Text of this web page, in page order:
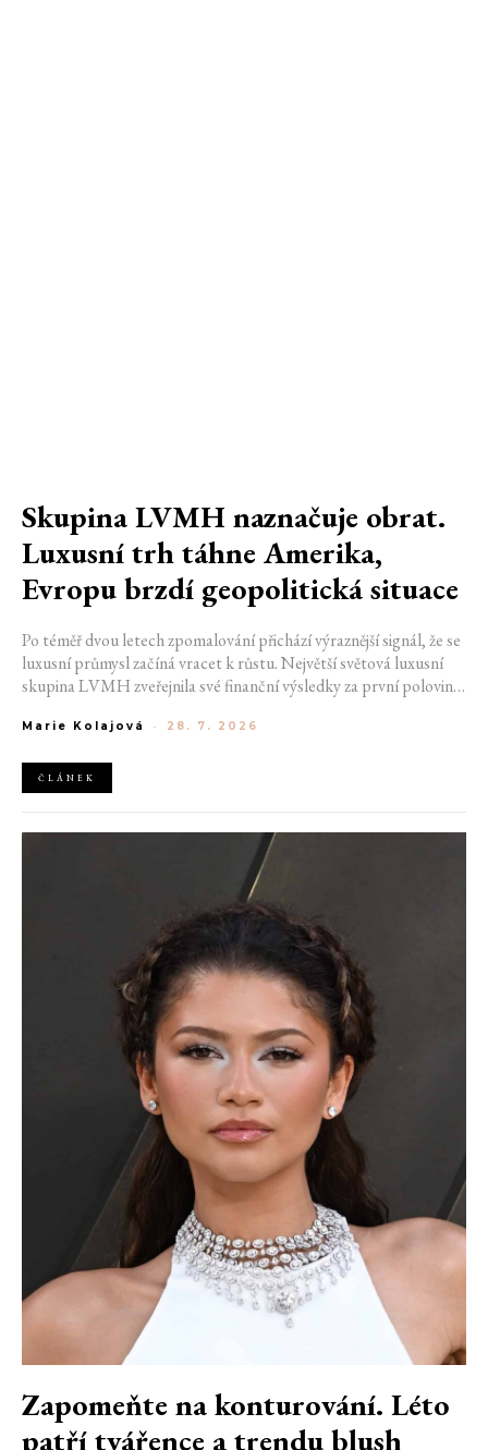
Skupina LVMH naznačuje obrat.
Luxusní trh táhne Amerika,
Evropu brzdí geopolitická situace
Po téměř dvou letech zpomalování přichází výraznější signál, že se
luxusní průmysl začíná vracet k růstu. Největší světová luxusní
skupina LVMH zveřejnila své finanční výsledky za první polovinu
růstu v nejdůležitější módní divizi. Přestože společnost stále čelí
naznačují, že nejhorší období by mohlo být za ní.
Marie Kolajová - 28. 7. 2026
ČLÁNEK
Zapomeňte na konturování. Léto
patří tvářence a trendu blush